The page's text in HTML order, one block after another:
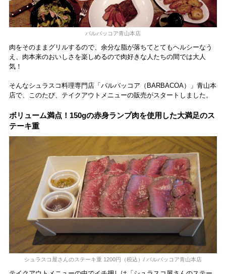
バルバッコア青山本店
肉をそのままグリルするので、余分な脂が落ちてとてもヘルシーなう
え、肉本来のおいしさを楽しめるので肉好きな人たちの間では大人
気！
そんなシュラスコ料理専門店「バルバッコア（BARBACOA）」青山本
店で、このたび、テイクアウトメニューの販売がスタートしました。
ボリューム満点！150gの赤身ランプ肉を使用した大満足のス
テーキ重
シュラスコ屋さんのステーキ重 1200円（税込）/ バルバッコア青山本店